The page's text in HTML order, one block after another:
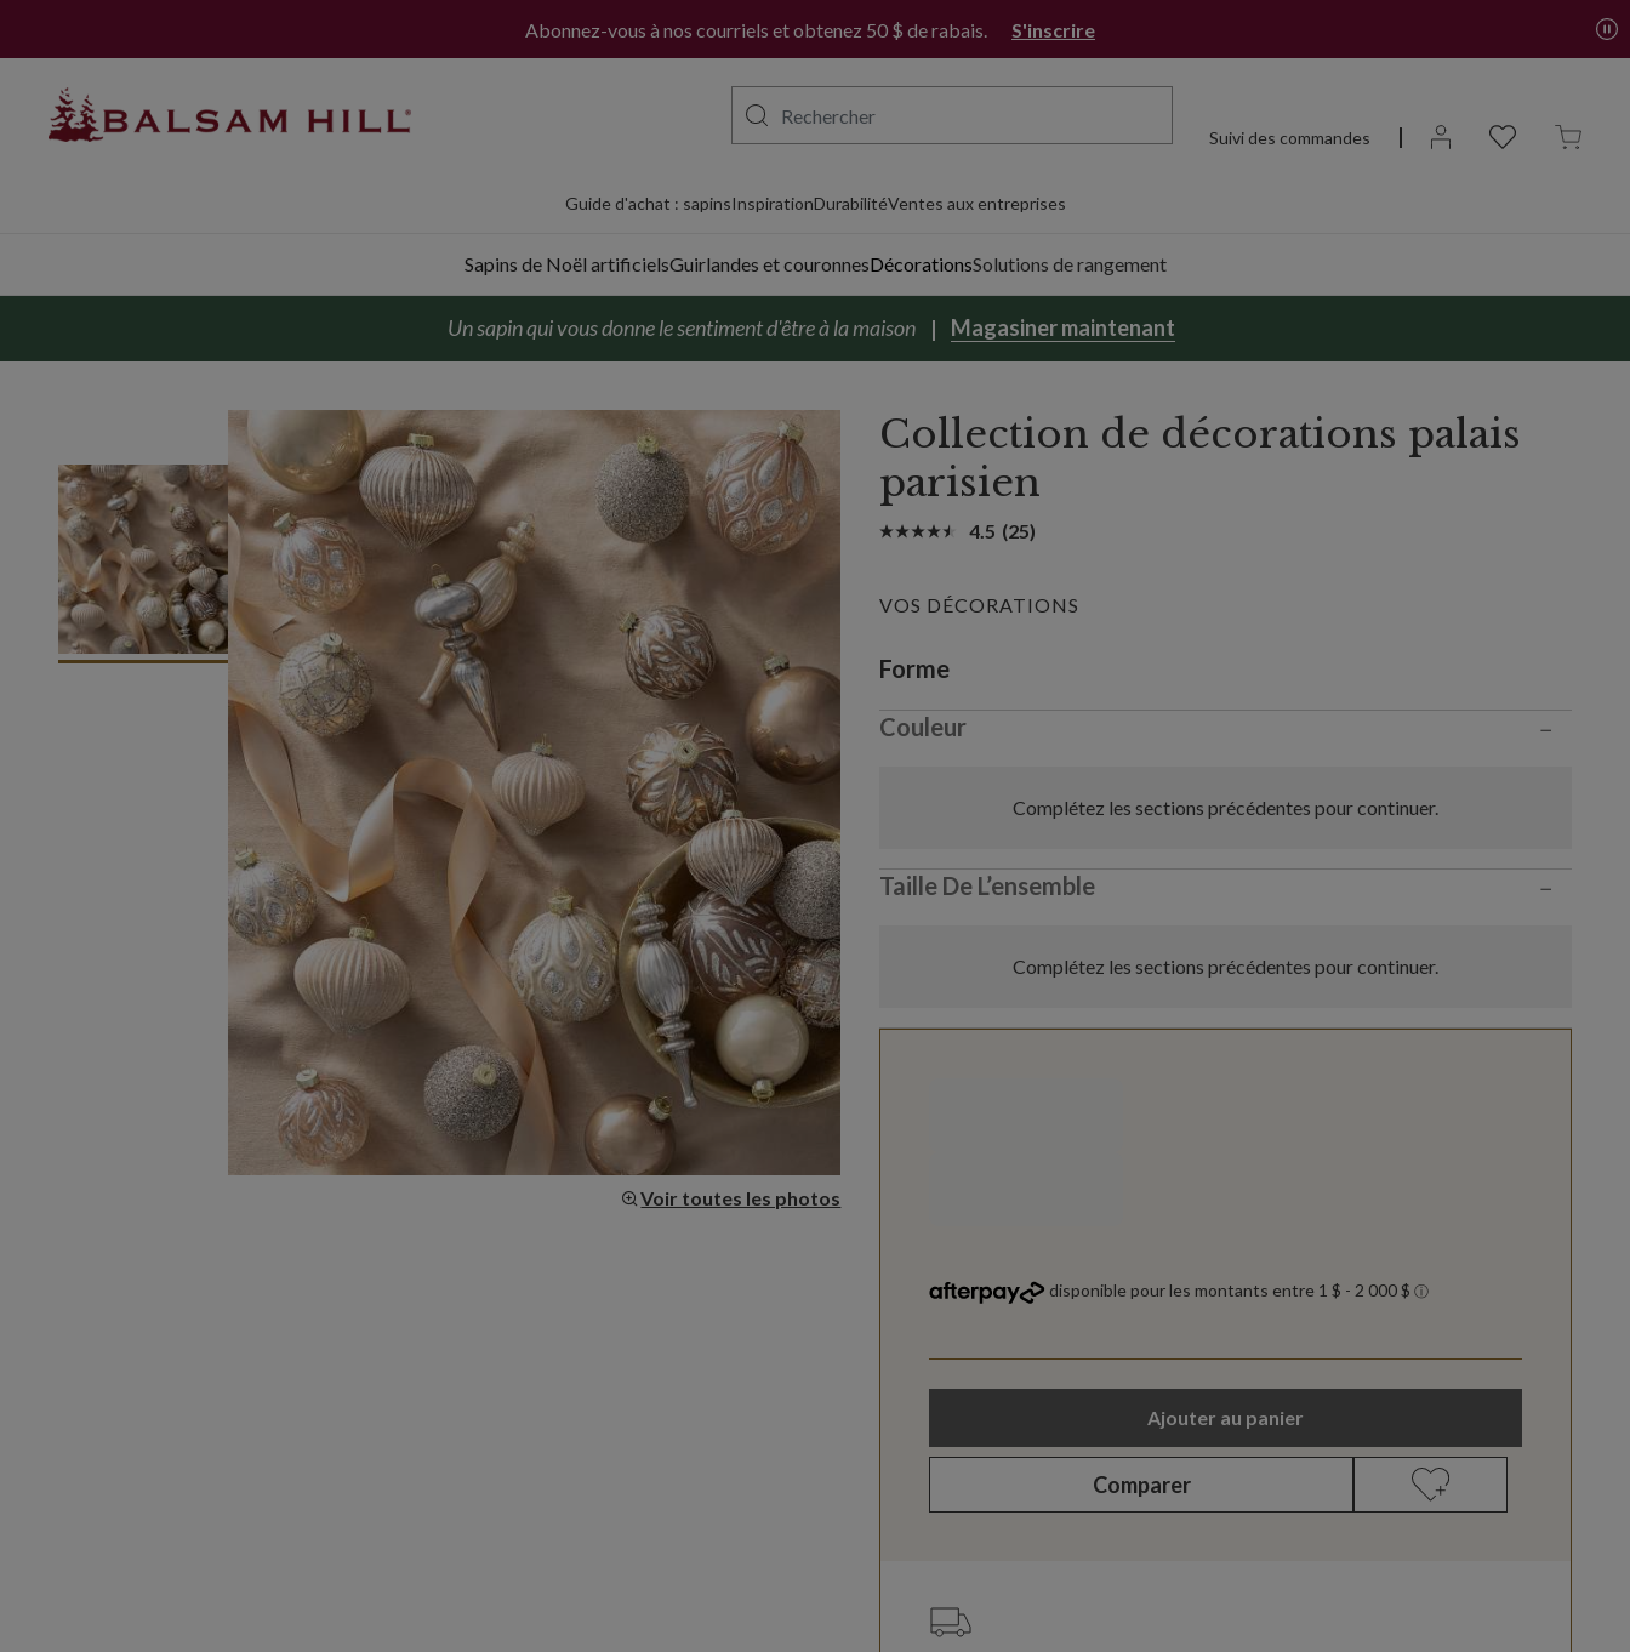
Abonnez-vous à nos courriels et obtenez 50 $ de rabais. S'inscrire
Suivi des commandes
Guide d'achat : sapinsInspirationDurabilitéVentes aux entreprises
Sapins de Noël artificielsGuirlandes et couronnesDécorationsSolutions de rangement
Un sapin qui vous donne le sentiment d'être à la maison Magasiner maintenant
Voir toutes les photos
Collection de décorations palais
parisien
4.5 (25)
VOS DÉCORATIONS
Variant selection
Forme
Couleur
−
Complétez les sections précédentes pour continuer.
Taille De L’ensemble −
Complétez les sections précédentes pour continuer.
Ajouter au panier
Comparer